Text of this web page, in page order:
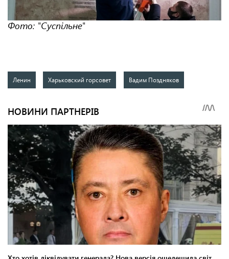
Фото: "Суспільне"
Ленин Харьковский горсовет Вадим Поздняков